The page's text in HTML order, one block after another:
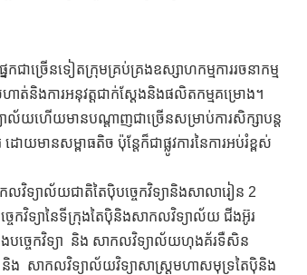
ជាច្រើនទៀតក្រុមគ្រប់គ្រងឧស្សាហកម្មការរចនាកម្ម
ាត់និងការអនុវត្តជាក់ស្តែងនិងផលិតកម្មគម្រោង។
ាល័យហើយមានបណ្តាញជាច្រើនសម្រាប់ការសិក្សាបន្ត
យមានសម្ពាធតិច ប៉ុន្តែក៏ជាផ្លូវការនៃការអប់រំខ្ពស់
វិទ្យាល័យជាតិតៃប៉ិបច្ចេកវិទ្យានិងសាលារៀន 2
កវិទ្យានៃទីក្រុងតៃប៉ិនិងសាកលវិទ្យាល័យ ជីងអ៊ូរ
ងបច្ចេកវិទ្យា និង សាកលវិទ្យាល័យហុងគ័រទឺសិន
និង សាកលវិទ្យាល័យវិទ្យាសាស្រ្តមហាសមុទ្រតៃប៉ិនិង